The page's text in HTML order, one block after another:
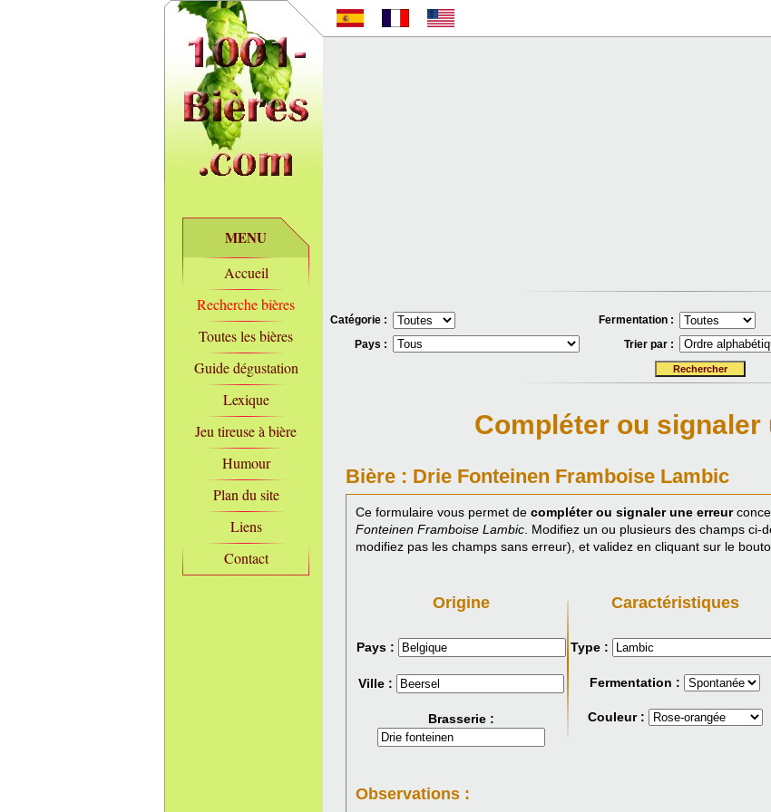
MENU
Accueil
Recherche bières
Toutes les bières
Guide dégustation
Lexique
Jeu tireuse à bière
Humour
Plan du site
Liens
Contact
Catégorie : Fermentation :
Pays :
Trier par :
Compléter ou signaler
Bière : Drie Fonteinen Framboise Lambic
Ce formulaire vous permet de compléter ou signaler une erreur
Fonteinen Framboise Lambic . Modifiez un ou plusieurs des champs
modifiez pas les champs sans erreur), et validez en cliquant sur le
Origine
Pays :
Ville :
Brasserie :
Caractéristiques
Type :
Fermentation :
Couleur :
Observations :